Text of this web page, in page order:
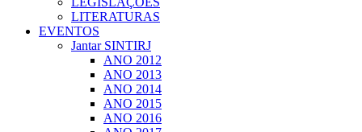
LITERATURAS
EVENTOS
Jantar SINTIRJ
ANO 2012
ANO 2013
ANO 2014
ANO 2015
ANO 2016